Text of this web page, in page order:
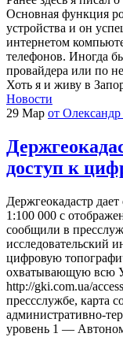
Основная функция
устройства и он
интернетом
телефонов. Иногда
провайдера или по
Хоть я и живу в
Новости
29 Мар от
доступ к
Держгеокадастр
1:100 000 с
сообщили в
исследовательский
цифровую
охватывающую всю
http://gki.com.ua/
прессслужбе, карта
административно-
уровень 1 —